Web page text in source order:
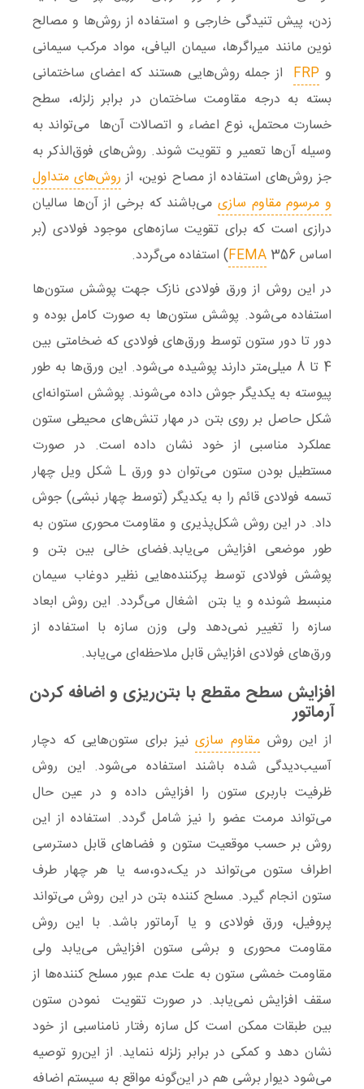
زدن، پیش تنیدگی خارجی و استفاده از روش‌ها و مصالح
نوین مانند میراگرها، سیمان الیافی، مواد مرکب سیمانی
و FRP از جمله روش‌هایی هستند که اعضای ساختمانی
بسته به درجه مقاومت ساختمان در برابر زلزله، سطح
خسارت محتمل، نوع اعضاء و اتصالات آن‌ها می‌تواند به
وسیله آن‌ها تعمیر و تقویت شوند. روش‌های فوق‌الذکر به
جز روش‌های استفاده از مصاح نوین، از روش‌های متداول
و مرسوم مقاوم سازی می‌باشند که برخی از آن‌ها سالیان
درازی است که برای تقویت سازه‌های موجود فولادی (بر
اساس
FEMA 356) استفاده می‌گردد.
در این روش از ورق فولادی نازک جهت پوشش ستون‌ها
استفاده می‌شود. پوشش ستون‌ها به صورت کامل بوده و
دور تا دور ستون توسط ورق‌های فولادی که ضخامتی بین
4 تا 8 میلی‌متر دارند پوشیده می‌شود. این ورق‌ها به طور
پیوسته به یکدیگر جوش داده می‌شوند. پوشش استوانه‌ای
شکل حاصل بر روی بتن در مهار تنش‌های محیطی ستون
عملکرد مناسبی از خود نشان داده است. در صورت
مستطیل بودن ستون می‌توان دو ورق L شکل ویل چهار
تسمه فولادی قائم را به یکدیگر (توسط چهار نبشی) جوش
داد. در این روش شکل‌پذیری و مقاومت محوری ستون به
طور موضعی افزایش می‌یابد.فضای خالی بین بتن و
پوشش فولادی توسط پرکننده‌هایی نظیر دوغاب سیمان
منبسط شونده و یا بتن اشغال می‌گردد. این روش ابعاد
سازه را تغییر نمی‌دهد ولی وزن سازه با استفاده از
ورق‌های فولادی افزایش قابل ملاحظه‌ای می‌یابد.
افزایش سطح مقطع با بتن‌ریزی و اضافه کردن
آرماتور
از این روش مقاوم سازینیز برای ستون‌هایی که دچار
آسیب‌دیدگی شده باشند استفاده می‌شود. این روش
ظرفیت باربری ستون را افزایش داده و در عین حال
می‌تواند مرمت عضو را نیز شامل گردد. استفاده از این
روش بر حسب موقعیت ستون و فضاهای قابل دسترسی
اطراف ستون می‌تواند در یک،دو،سه یا هر چهار طرف
ستون انجام گیرد. مسلح کننده بتن در این روش می‌تواند
پروفیل، ورق فولادی و یا آرماتور باشد. با این روش
مقاومت محوری و برشی ستون افزایش می‌یابد ولی
مقاومت خمشی ستون به علت عدم عبور مسلح کننده‌ها از
سقف افزایش نمی‌یابد. در صورت تقویت نمودن ستون
بین طبقات ممکن است کل سازه رفتار نامناسبی از خود
نشان دهد و کمکی در برابر زلزله ننماید. از این‌رو توصیه
می‌شود دیوار برشی هم در این‌گونه مواقع به سیستم اضافه